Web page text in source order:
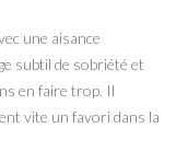
une aisance
subtil de sobriété et
en faire trop. Il
vite un favori dans la